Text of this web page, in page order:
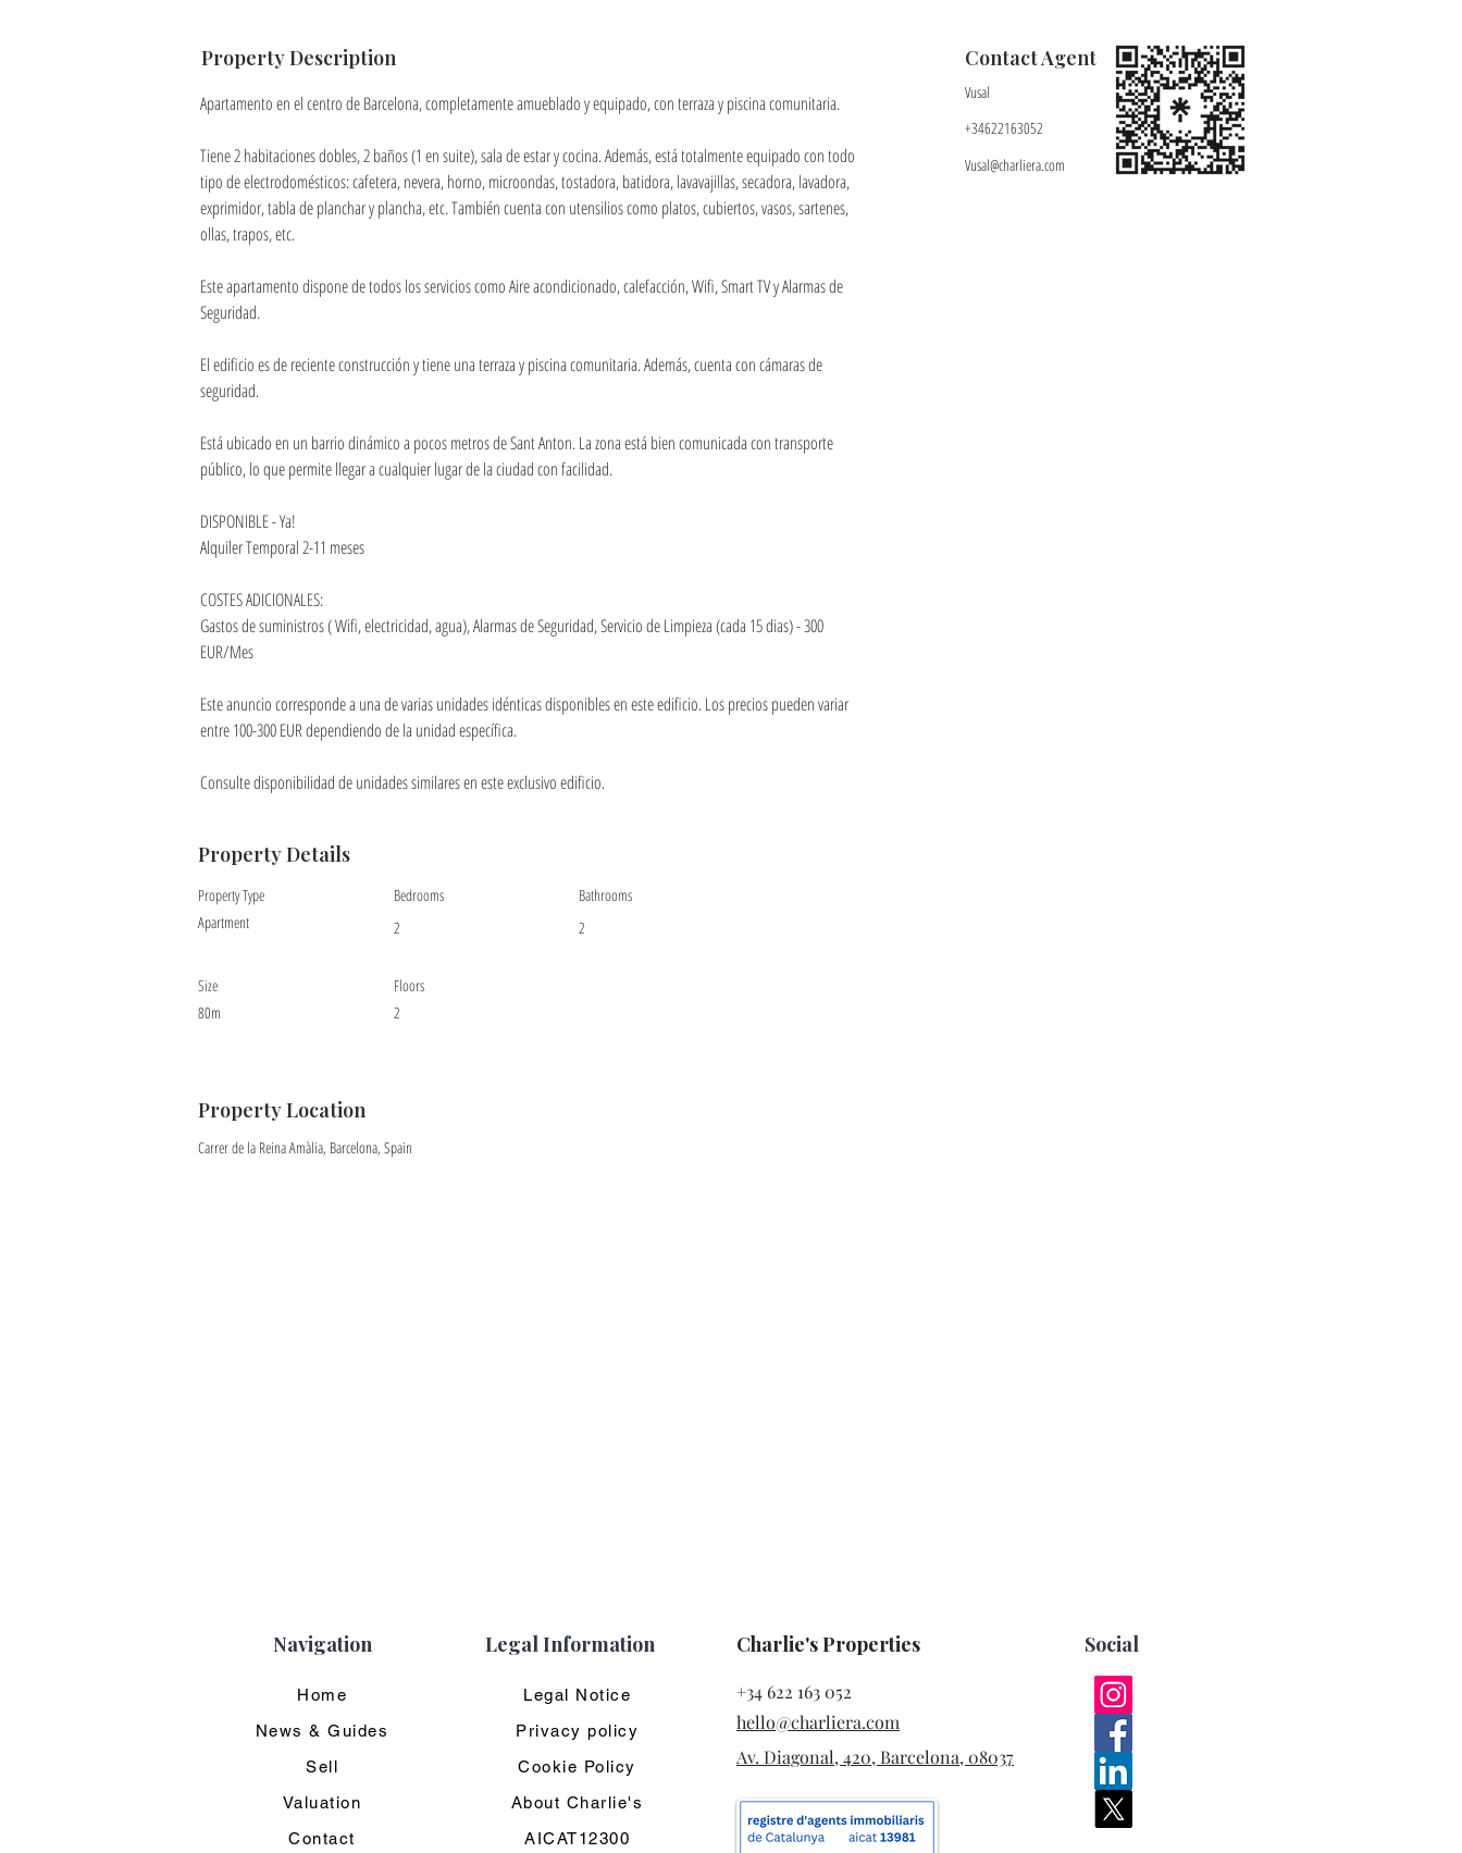
Property Description
Apartamento en el centro de Barcelona, completamente amueblado y equipado, con terraza y piscina comunitaria.
Tiene 2 habitaciones dobles, 2 baños (1 en suite), sala de estar y cocina. Además, está totalmente equipado con todo
tipo de electrodomésticos: cafetera, nevera, horno, microondas, tostadora, batidora, lavavajillas, secadora, lavadora,
exprimidor, tabla de planchar y plancha, etc. También cuenta con utensilios como platos, cubiertos, vasos, sartenes,
ollas, trapos, etc.
Este apartamento dispone de todos los servicios como Aire acondicionado, calefacción, Wifi, Smart TV y Alarmas de
Seguridad.
El edificio es de reciente construcción y tiene una terraza y piscina comunitaria. Además, cuenta con cámaras de
seguridad.
Está ubicado en un barrio dinámico a pocos metros de Sant Anton. La zona está bien comunicada con transporte
público, lo que permite llegar a cualquier lugar de la ciudad con facilidad.
DISPONIBLE - Ya!
Alquiler Temporal 2-11 meses
COSTES ADICIONALES:
Gastos de suministros ( Wifi, electricidad, agua), Alarmas de Seguridad, Servicio de Limpieza (cada 15 dias) - 300
EUR/Mes
Este anuncio corresponde a una de varias unidades idénticas disponibles en este edificio. Los precios pueden variar
entre 100-300 EUR dependiendo de la unidad específica.
Consulte disponibilidad de unidades similares en este exclusivo edificio.
Contact Agent
Vusal
+34622163052
Vusal@charliera.com
Property Details
Property Type
Apartment
Bedrooms
2
Bathrooms
2
Size
80m
Floors
2
Property Location
Carrer de la Reina Amàlia, Barcelona, Spain
Navigation
Home
News & Guides
Sell
Valuation
Contact
Legal Information
Legal Notice
Privacy policy
Cookie Policy
About Charlie's
AICAT12300
Charlie's Properties
+34 622 163 052
hello@charliera.com
Av. Diagonal, 420, Barcelona, 08037
Social